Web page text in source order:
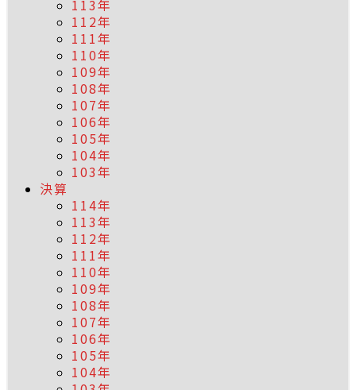
113年
112年
111年
110年
109年
108年
107年
106年
105年
104年
103年
決算
114年
113年
112年
111年
110年
109年
108年
107年
106年
105年
104年